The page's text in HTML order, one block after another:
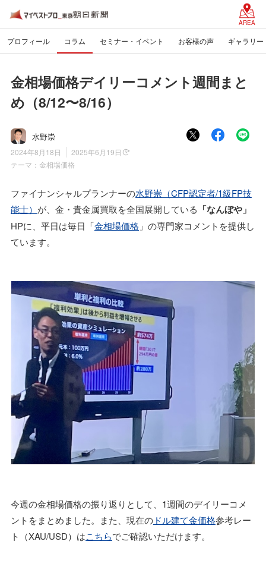
AREA
プロフィール コラム セミナー・イベント お客様の声 ギャラリー
金相場価格デイリーコメント週間まと
め（8/12〜8/16）
水野崇
2024年8月18日
2025年6月19日
テーマ： 金相場価格
ファイナンシャルプランナーの水野崇（CFP認定者/1級FP技
能士） が、金・貴金属買取を全国展開している 「なんぼや」
HPに、平日は毎日「金相場価格 」の専門家コメントを提供し
ています。
今週の金相場価格の振り返りとして、1週間のデイリーコメ
ントをまとめました。また、現在の ドル建て金価格参考レー
ト（XAU/USD）はこちらでご確認いただけます。